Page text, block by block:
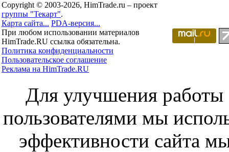
Copyright © 2003-2026, HimTrade.ru – проект
группы "Текарт".
Карта сайта... PDA-версия...
При любом использовании материалов
HimTrade.RU ссылка обязательна.
Политика конфиденциальности
Пользовательское соглашение
Реклама на HimTrade.RU
Для улучшения работы
пользователями мы
эффективности сайта